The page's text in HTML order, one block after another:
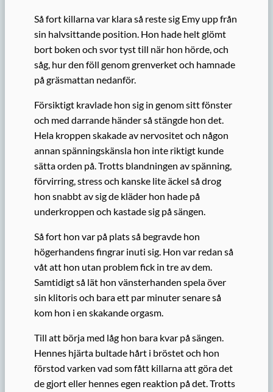
Så fort killarna var klara så reste sig Emy upp från
sin halvsittande position. Hon hade helt glömt
bort boken och svor tyst till när hon hörde, och
såg, hur den föll genom grenverket och hamnade
på gräsmattan nedanför.
Försiktigt kravlade hon sig in genom sitt fönster
och med darrande händer så stängde hon det.
Hela kroppen skakade av nervositet och någon
annan spänningskänsla hon inte riktigt kunde
sätta orden på. Trotts blandningen av spänning,
förvirring, stress och kanske lite äckel så drog
hon snabbt av sig de kläder hon hade på
underkroppen och kastade sig på sängen.
Så fort hon var på plats så begravde hon
högerhandens fingrar inuti sig. Hon var redan så
våt att hon utan problem fick in tre av dem.
Samtidigt så lät hon vänsterhanden spela över
sin klitoris och bara ett par minuter senare så
kom hon i en skakande orgasm.
Till att börja med låg hon bara kvar på sängen.
Hennes hjärta bultade hårt i bröstet och hon
förstod varken vad som fått killarna att göra det
de gjort eller hennes egen reaktion på det. Trotts